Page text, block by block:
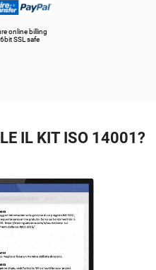
online billing
SSL safe
IL KIT ISO 14001?